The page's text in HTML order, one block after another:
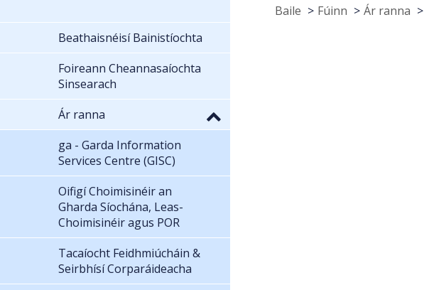
Baile Fúinn Ár ranna
Beathaisnéisí Bainistíochta
Foireann Cheannasaíochta
Sinsearach
Ár ranna
ga - Garda Information
Services Centre (GISC)
Oifigí Choimisinéir an
Gharda Síochána, Leas-
Choimisinéir agus POR
Tacaíocht Feidhmiúcháin &
Seirbhísí Corparáideacha